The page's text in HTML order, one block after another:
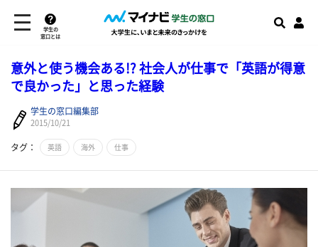
学生の
窓口とは
意外と使う機会ある!? 社会人が仕事で「英語が得意
で良かった」と思った経験
学生の窓口編集部
2015/10/21
タグ： 英語 海外 仕事